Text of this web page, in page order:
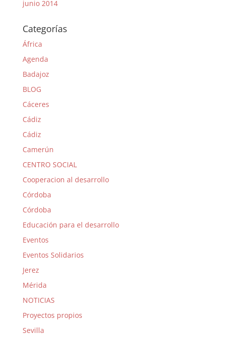
junio 2014
Categorías
África
Agenda
Badajoz
BLOG
Cáceres
Cádiz
Cádiz
Camerún
CENTRO SOCIAL
Cooperacion al desarrollo
Córdoba
Córdoba
Educación para el desarrollo
Eventos
Eventos Solidarios
Jerez
Mérida
NOTICIAS
Proyectos propios
Sevilla